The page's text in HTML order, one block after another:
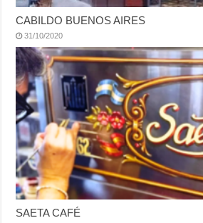
CABILDO BUENOS AIRES
31/10/2020
SAETA CAFÉ